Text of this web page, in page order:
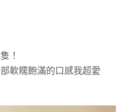
！
軟糯飽滿的口感我超愛